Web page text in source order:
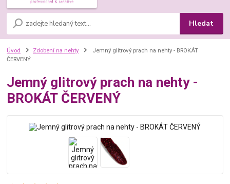
Hledat
Úvod Zdobení na nehty
Jemný glitrový prach na nehty - BROKÁT
ČERVENÝ
Jemný glitrový prach na nehty -
BROKÁT ČERVENÝ